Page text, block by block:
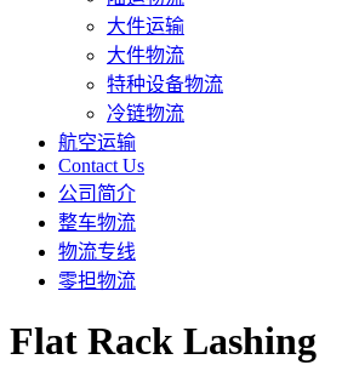
大件运输
大件物流
特种设备物流
冷链物流
航空运输
Contact Us
公司简介
整车物流
物流专线
零担物流
Flat Rack Lashing